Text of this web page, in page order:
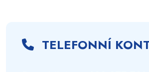
TELEFONNÍ